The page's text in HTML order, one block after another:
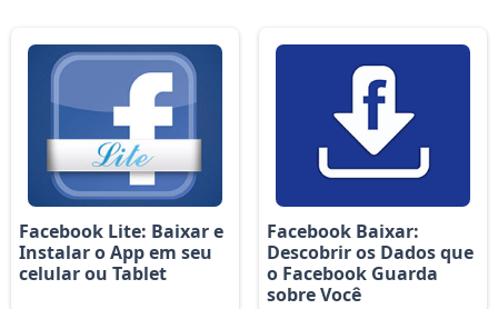
Facebook Lite: Baixar e
Instalar o App em seu
celular ou Tablet
Facebook Baixar:
Descobrir os Dados que
o Facebook Guarda
sobre Você